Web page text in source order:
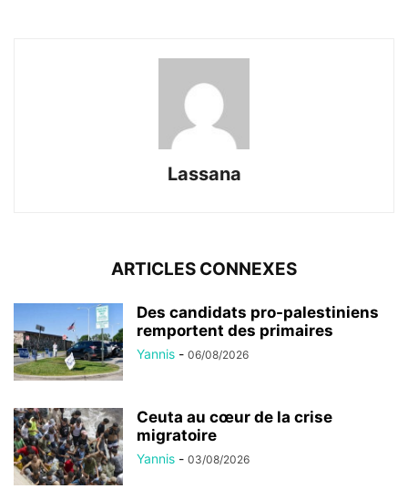
Lassana
ARTICLES CONNEXES
Des candidats pro-palestiniens
remportent des primaires
Yannis - 06/08/2026
Ceuta au cœur de la crise
migratoire
Yannis - 03/08/2026